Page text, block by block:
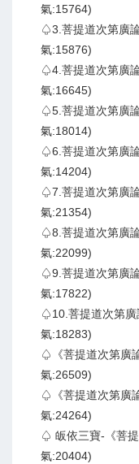
氣:15764)
♤3.菩提道次第廣
氣:15876)
♤4.菩提道次第廣
氣:16645)
♤5.菩提道次第廣
氣:18014)
♤6.菩提道次第廣
氣:14204)
♤7.菩提道次第廣
氣:21354)
♤8.菩提道次第廣
氣:22099)
♤9.菩提道次第廣
氣:17822)
♤10.菩提道次第廣
氣:18283)
♤《菩提道次第廣
氣:26509)
♤《菩提道次第廣
氣:24264)
♤ 皈依三寶-《菩
氣:20404)